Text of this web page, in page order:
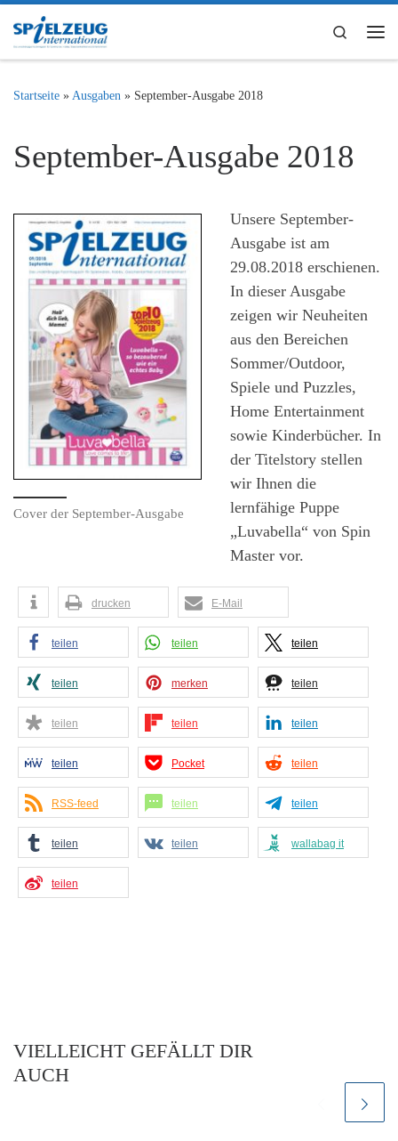
Zum Inhalt springen
Search
Startseite » Ausgaben » September-Ausgabe 2018
September-Ausgabe 2018
Cover der September-Ausgabe
Unsere September-
Ausgabe ist am
29.08.2018 erschienen.
In dieser Ausgabe
zeigen wir Neuheiten
aus den Bereichen
Sommer/Outdoor,
Spiele und Puzzles,
Home Entertainment
sowie Kinderbücher. In
der Titelstory stellen
wir Ihnen die
lernfähige Puppe
„Luvabella“ von Spin
Master vor.
drucken E-Mail
teilen teilen teilen
teilen merken teilen
teilen teilen teilen
teilen Pocket teilen
RSS-feed teilen teilen
teilen teilen wallabag it
teilen
VIELLEICHT GEFÄLLT DIR
AUCH